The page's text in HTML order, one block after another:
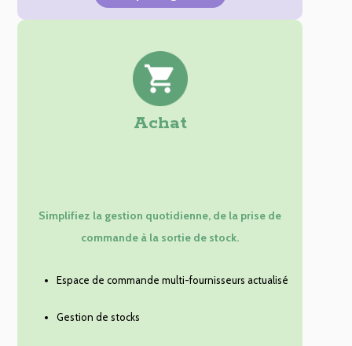
Achat
Simplifiez la gestion quotidienne, de la prise de
commande à la sortie de stock.
Espace de commande multi-fournisseurs actualisé
Gestion de stocks